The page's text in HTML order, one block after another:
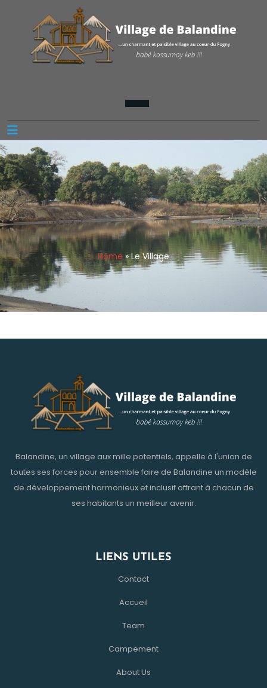
Home»Le Village
Balandine, un village aux mille potentiels, appelle à l'union de
toutes ses forces pour ensemble faire de Balandine un modèle
de développement harmonieux et inclusif offrant à chacun de
ses habitants un meilleur avenir.
LIENS UTILES
Contact
Accueil
Team
Campement
About Us